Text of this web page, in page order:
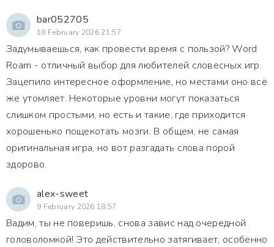
bar052705
18 February 2026 21:57
Задумываешься, как провести время с пользой? Word
Roam - отличный выбор для любителей словесных игр.
Зацепило интересное оформление, но местами оно всё
же утомляет. Некоторые уровни могут показаться
слишком простыми, но есть и такие, где приходится
хорошенько пощекотать мозги. В общем, не самая
оригинальная игра, но вот разгадать слова порой
здорово.
alex-sweet
9 February 2026 18:57
Вадим, ты не поверишь, снова завис над очередной
головоломкой! Это действительно затягивает, особенно